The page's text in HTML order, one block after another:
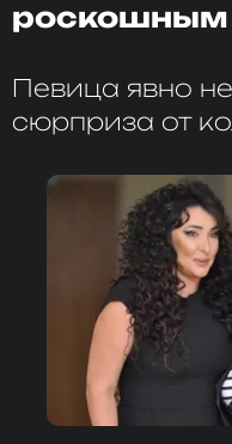
роскошным
Певица явно
сюрприза от